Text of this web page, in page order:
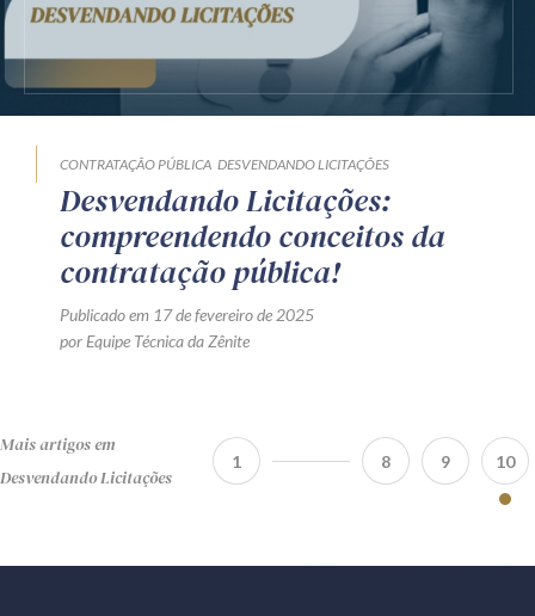
CONTRATAÇÃO PÚBLICA DESVENDANDO LICITAÇÕES
Desvendando Licitações:
compreendendo conceitos da
contratação pública!
Publicado em 17 de fevereiro de 2025
por Equipe Técnica da Zênite
Mais artigos em
Desvendando Licitações
1 8 9 10